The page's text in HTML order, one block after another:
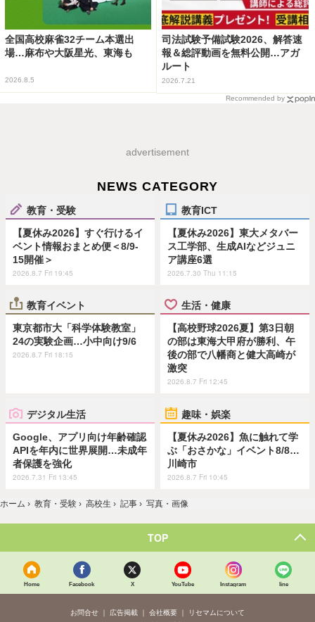
全国高校麻雀32チーム本選出
場…麻布や大阪星光、東海も
2026.8.5
司法試験予備試験2026、解答速
報＆総評動画を無料公開…アガ
ルート
2026.7.21
Recommended by
advertisement
NEWS CATEGORY
教育・受験
【夏休み2026】すぐ行けるイ
ベント情報おまとめ便＜8/9-
15開催＞
2026.8.7 Fri 19:45
教育ICT
【夏休み2026】東大メタバー
ス工学部、生成AIなどジュニ
ア講座6選
2026.7.30 Thu 11:15
教育イベント
東京都市大「科学体験教室」
24の実験企画…小中向け9/6
2026.8.7 Fri 18:15
生活・健康
【高校野球2026夏】第3日朝
の部は東海大甲府が勝利、午
後の部で八幡商と健大高崎が
激突
2026.8.7 Fri 12:45
デジタル生活
Google、アプリ向け年齢確認
APIを年内に世界展開…未成年
者保護を強化
2026.7.31 Fri 13:45
趣味・娯楽
【夏休み2026】魚に触れて学
ぶ「おさかな」イベント8/8…
川崎市
2026.8.7 Fri 10:45
ホーム › 教育・受験 › 高校生 › 記事 › 写真・画像
TOP
Home Facebook X YouTube Instagram line
お問合せ 広告掲載 会社概要
リセマムについて